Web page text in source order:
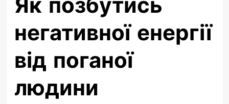
негативної енергії
від поганої
людини